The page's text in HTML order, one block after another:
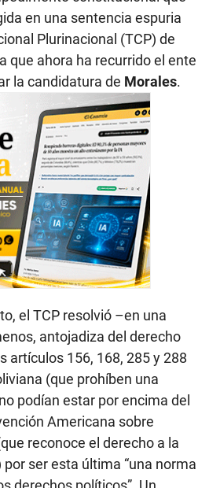
en una sentencia espuria
Plurinacional (TCP) de
que ahora ha recurrido el ente
la candidatura de Morales.
el TCP resolvió –en una
antojadiza del derecho
artículos 156, 168, 285 y 288
(que prohíben una
podían estar por encima del
Americana sobre
reconoce el derecho a la
ser esta última “una norma